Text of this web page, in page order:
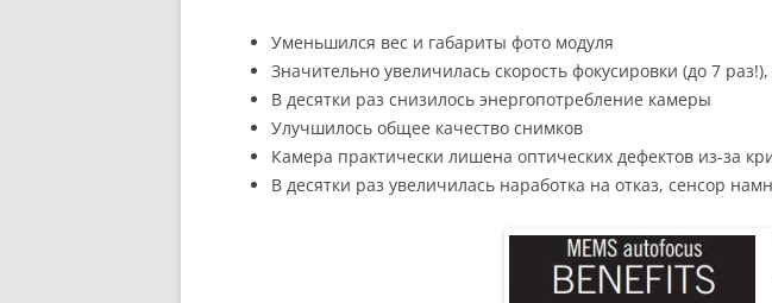
Уменьшился вес и габариты фото модуля
Значительно увеличилась скорость фокусировки (до 7
В десятки раз снизилось энергопотребление камеры
Улучшилось общее качество снимков
Камера практически лишена оптических дефектов из-за
В десятки раз увеличилась наработка на отказ, сенсор